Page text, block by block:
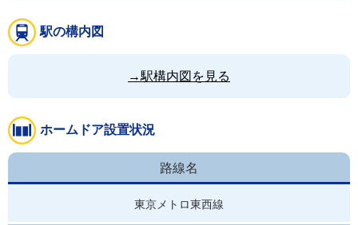
駅の構内図
→駅構内図を見る
ホームドア設置状況
路線名
東京メトロ東西線